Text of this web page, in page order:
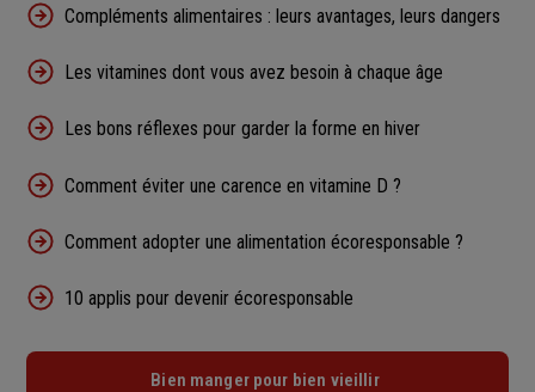
Compléments alimentaires : leurs avantages, leurs dangers
Les vitamines dont vous avez besoin à chaque âge
Les bons réflexes pour garder la forme en hiver
Comment éviter une carence en vitamine D ?
Comment adopter une alimentation écoresponsable ?
10 applis pour devenir écoresponsable
Bien manger pour bien vieillir